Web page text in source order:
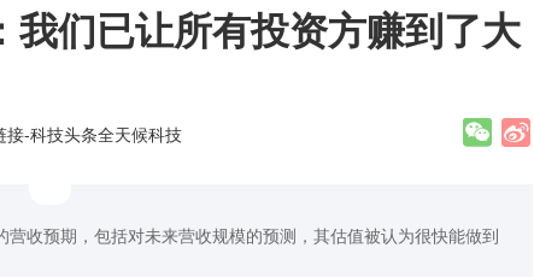
们已让所有投资方赚到了大
接-科技头条全天候科技
收预期，包括对未来营收规模的预测，其估值被认为很快能做到